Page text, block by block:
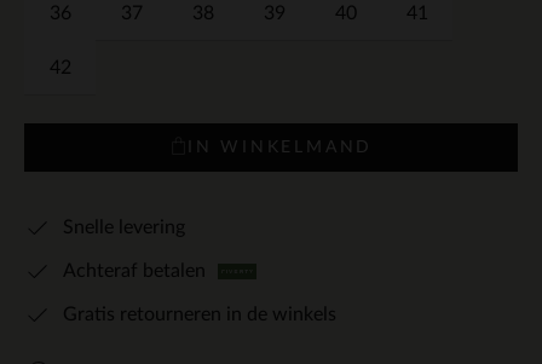
36 37 38 39 40 41
42
IN WINKELMAND
Snelle levering
Achteraf betalen
Gratis retourneren in de winkels